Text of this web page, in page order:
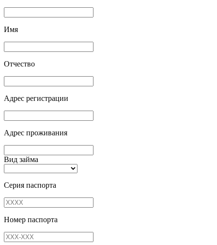
Имя
Отчество
Адрес регистрации
Адрес проживания
Вид займа
Серия паспорта
Номер паспорта